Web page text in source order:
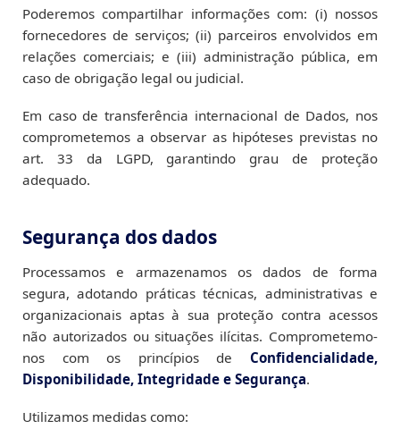
Poderemos compartilhar informações com: (i) nossos
fornecedores de serviços; (ii) parceiros envolvidos em
relações comerciais; e (iii) administração pública, em
caso de obrigação legal ou judicial.
Em caso de transferência internacional de Dados, nos
comprometemos a observar as hipóteses previstas no
art. 33 da LGPD, garantindo grau de proteção
adequado.
Segurança dos dados
Processamos e armazenamos os dados de forma
segura, adotando práticas técnicas, administrativas e
organizacionais aptas à sua proteção contra acessos
não autorizados ou situações ilícitas. Comprometemo-
nos com os princípios de Confidencialidade,
Disponibilidade, Integridade e Segurança.
Utilizamos medidas como: